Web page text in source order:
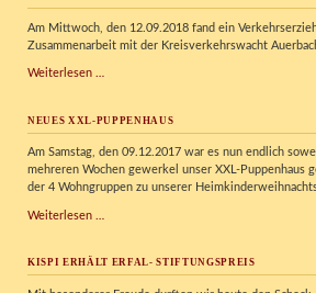
Am Mittwoch, den 12.09.2018 fand ein
Zusammenarbeit mit der Kreisverkehrswacht
Weiterlesen …
NEUES XXL-PUPPENHAUS
Am Samstag, den 09.12.2017 war es nun endlich
mehreren Wochen gewerkel unser XXL-Puppenhaus
der 4 Wohngruppen zu unserer
Weiterlesen …
KISPI ERHÄLT ERFAL- STIFTUNGSPREIS